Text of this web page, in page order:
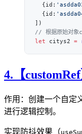
  {id:
  {id:
let citys2 =
4.【customRef
作用：创建一个自定
进行逻辑控制。
实现防抖效果（